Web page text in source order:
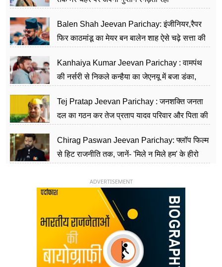
Balen Shah Jeevan Parichay: इंजीनियर,रैपर
फिर काठमांडू का मेयर बन बालेन शाह ऐसे चढ़े सत्ता की
Kanhaiya Kumar Jeevan Parichay : वामपंथ
की नर्सरी से निकले कन्हैया का जेएनयू में बजा डंका,
Tej Pratap Jeevan Parichay : जनशक्ति जनता
दल का गठन कर तेज प्रताप यादव परिवार और पिता की
Chirag Paswan Jeevan Parichay: फ्लॉप फिल्म
से हिट राजनीति तक, जानें- 'मिले न मिले हम' के हीरो
ADVERTISEMENT